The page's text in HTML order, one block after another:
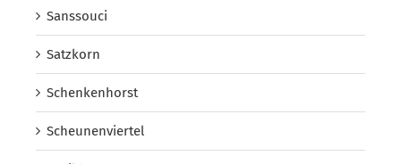
Sanssouci
Satzkorn
Schenkenhorst
Scheunenviertel